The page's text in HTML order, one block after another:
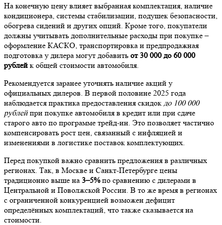
На конечную цену влияет выбранная комплектация, наличие
кондиционера, системы стабилизации, подушек безопасности,
обогрева сидений и других опций. Кроме того, покупатели
должны учитывать дополнительные расходы при покупке –
оформление КАСКО, транспортировка и предпродажная
подготовка у дилера могут добавить от 30 000 до 60 000
рублей к общей стоимости автомобиля.
Рекомендуется заранее уточнять наличие акций у
официальных дилеров. В первой половине 2025 года
наблюдается практика предоставления скидок до 100 000
рублейпри покупке автомобиля в кредит или при сдаче
старого авто по программе трейд-ин. Это позволяет частично
компенсировать рост цен, связанный с инфляцией и
изменениями в логистике поставок комплектующих.
Перед покупкой важно сравнить предложения в различных
регионах. Так, в Москве и Санкт-Петербурге цены
традиционно выше на 3–5%по сравнению с дилерами в
Центральной и Поволжской России. В то же время в регионах
с ограниченной конкуренцией возможен дефицит
определённых комплектаций, что также сказывается на
стоимости.